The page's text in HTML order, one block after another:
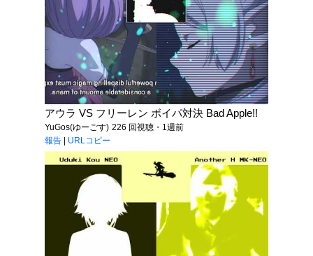
アウラ VS フリーレン ボイパ対決 Bad Apple!!
YuGos(ゆーごす) 226 回視聴・1週前
報告
URLコピー